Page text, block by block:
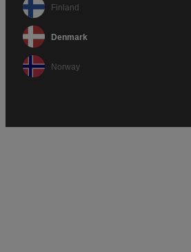
Finland
Denmark
Norway